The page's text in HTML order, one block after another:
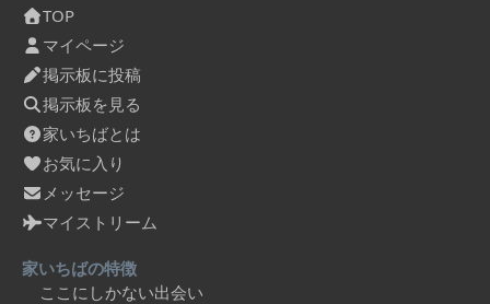
TOP
マイページ
掲示板に投稿
掲示板を見る
家いちばとは
お気に入り
メッセージ
マイストリーム
家いちばの特徴
ここにしかない出会い